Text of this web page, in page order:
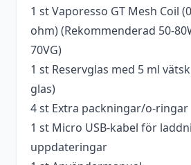
1 st Vaporesso GT Mesh Coil
ohm) (Rekommenderad 50-
70VG)
1 st Reservglas med 5 ml
glas)
4 st Extra packningar/o-ringar
1 st Micro USB-kabel för
uppdateringar